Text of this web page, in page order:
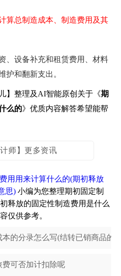
算总制造成本、制造费用及其
、设备补充和租赁费用、材料
护和翻新支出。
】整理及AI智能原创关于《期
么的》优质内容解答希望能帮
师】更多资讯
用用来计算什么的(期初释放
思) 小编为您整理期初固定制
释放的固定性制造费用是什么
仅供参考。
的分录怎么写(结转已销商品的
可否加计扣除呢